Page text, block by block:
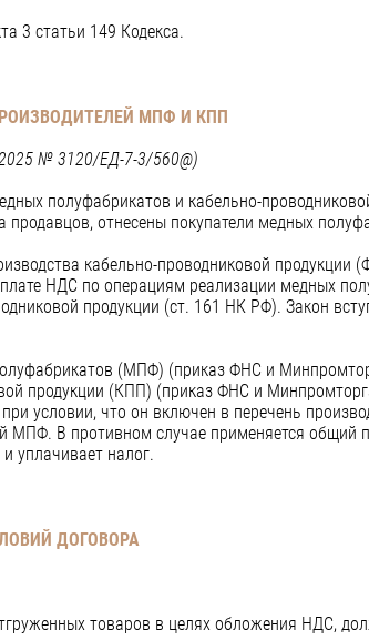
3 статьи 149 Кодекса.
МПФ И КПП
№ 3120/ЕД-7-3/560@)
полуфабрикатов и кабельно-
отнесены покупатели медных
кабельно-проводниковой продукции
НДС по операциям реализации медных
продукции (ст. 161 НК РФ). Закон
(МПФ) (приказ ФНС и
продукции (КПП) (приказ ФНС и
условии, что он включен в перечень
МПФ. В противном случае применяется общий
уплачивает налог.
ДОГОВОРА
товаров в целях обложения НДС,